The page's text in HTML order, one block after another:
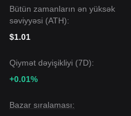
Bütün zamanların ən yüksək
səviyyəsi (ATH):
$1.01
Qiymət dəyişikliyi (7D):
+0.01%
Bazar sıralaması: